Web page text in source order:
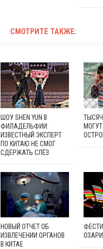
СМОТРИТЕ ТАКЖЕ:
ШОУ SHEN YUN В
ФИЛАДЕЛЬФИИ:
ИЗВЕСТНЫЙ ЭКСПЕРТ
ПО КИТАЮ НЕ СМОГ
СДЕРЖАТЬ СЛЁЗ
НОВЫЙ ОТЧЕТ ОБ
ИЗВЛЕЧЕНИИ ОРГАНОВ
В КИТАЕ